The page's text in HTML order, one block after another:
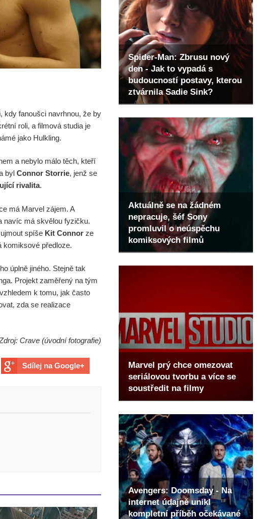
Spider-Man: Zbrusu nový
den - Jak to vypadá s
budoucností postavy, kterou
ztvárnila Sadie Sink?
Aktuálně se na žádném
nepracuje, šéf Sony
promluvil o neúspěchu
komiksových filmů
Marvel prý chce omezovat
seriálovou tvorbu a více se
soustředit na filmy
Avengers: Doomsday - Na
internet údajně unikl
kompletní příběh očekávané
kdy fanoušci navrhnou, že by
roli, a filmová studia je
jako Hulkling.
a nebylo málo těch, kteří
byl Connor Storrie, jenž se
rivalita.
má Marvel zájem. A
navíc má skvělou fyzičku.
spíše Kit Connor ze
komiksové předloze.
úplně jiného. Stejně tak
Projekt zaměřený na tým
k tomu, jak často
zda se realizace
Crave (úvodní fotografie)
Sdílej na Google+